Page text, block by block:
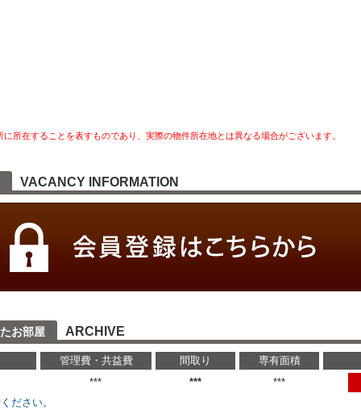
所在することを表すものであり、実際の物件所在地とは異なる場合がございます。
VACANCY INFORMATION
お部屋 ARCHIVE
管理費・共益費 間取り 専有面積
*** ***
***
ださい。